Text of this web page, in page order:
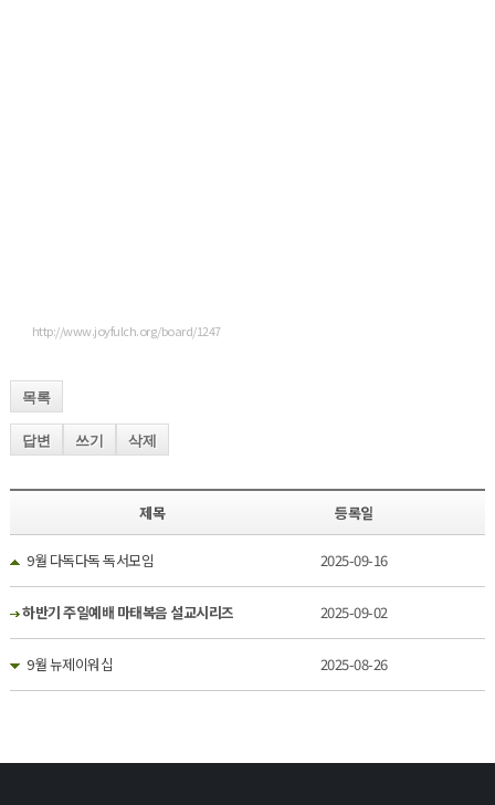
http://www.joyfulch.org/board/1247
목록
답변 쓰기 삭제
제목 등록일
9월 다독다독 독서모임 2025-09-16
하반기 주일예배 마태복음 설교시리즈 2025-09-02
9월 뉴제이워십 2025-08-26